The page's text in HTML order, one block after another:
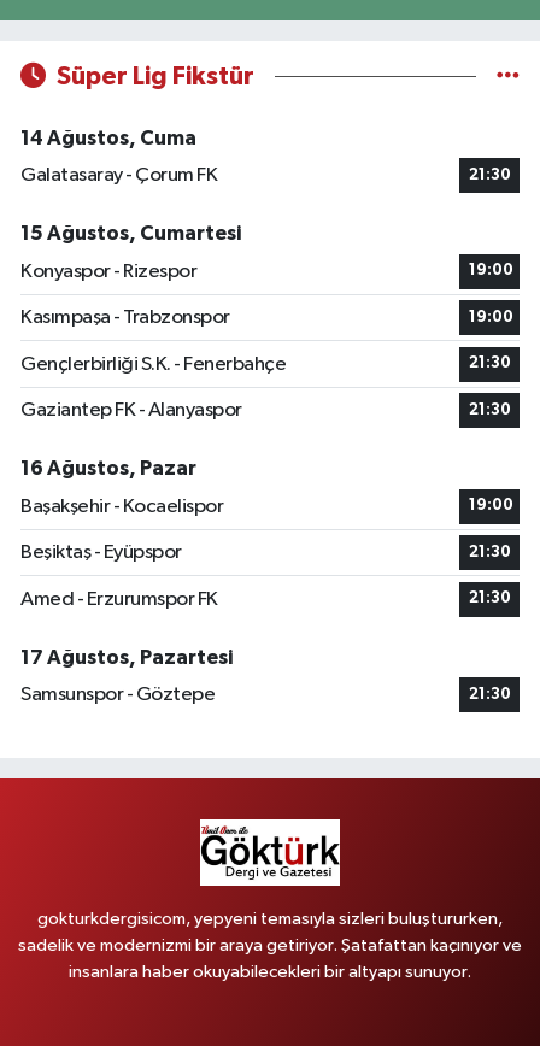
Süper Lig Fikstür
14 Ağustos, Cuma
Galatasaray - Çorum FK
21:30
15 Ağustos, Cumartesi
Konyaspor - Rizespor
19:00
Kasımpaşa - Trabzonspor 19:00
Gençlerbirliği S.K. - Fenerbahçe 21:30
Gaziantep FK - Alanyaspor 21:30
16 Ağustos, Pazar
Başakşehir - Kocaelispor
19:00
Beşiktaş - Eyüpspor 21:30
Amed - Erzurumspor FK 21:30
17 Ağustos, Pazartesi
Samsunspor - Göztepe
21:30
gokturkdergisicom, yepyeni temasıyla sizleri buluştururken,
sadelik ve modernizmi bir araya getiriyor. Şatafattan kaçınıyor ve
insanlara haber okuyabilecekleri bir altyapı sunuyor.